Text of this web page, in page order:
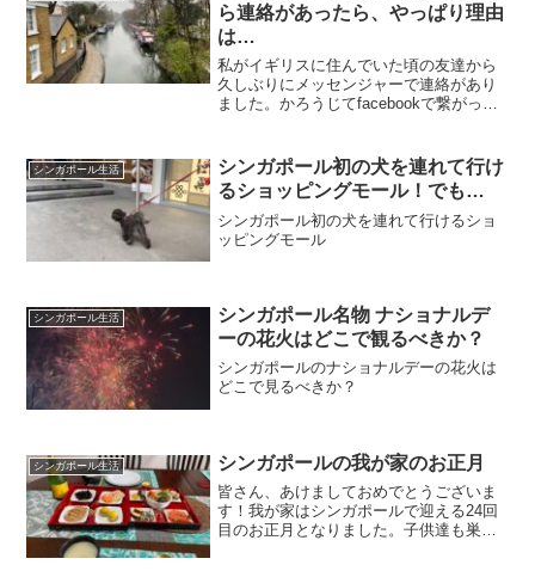
ら連絡があったら、やっぱり理由
は…
私がイギリスに住んでいた頃の友達から
久しぶりにメッセンジャーで連絡があり
ました。かろうじてfacebookで繋がって
来た時にうちに泊まった時だったかな。
数年前に乳がん...
シンガポール生活
シンガポール初の犬を連れて行け
るショッピングモール！でも…
シンガポール初の犬を連れて行けるショ
ッピングモール
シンガポール生活
シンガポール名物 ナショナルデ
ーの花火はどこで観るべきか？
シンガポールのナショナルデーの花火は
どこで見るべきか？
シンガポール生活 シンガポールの我が家のお正月
皆さん、あけましておめでとうございま
す！我が家はシンガポールで迎える24回
目のお正月となりました。子供達も巣立